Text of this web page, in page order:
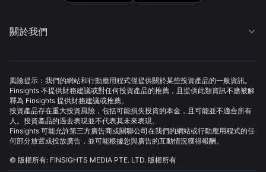
關於我們 
風險提示：我們的網站和行動應用程式僅提供關於某些投資產品的一般資訊。
Finsights 不提供財務建議或對任何投資產品的推薦，且提供此類資訊不應被解
釋為 Finsights 提供財務建議或推薦。
投資產品存在重大投資風險，包括可能損失投資的本金，且可能並不適合所有
人。投資產品的過去表現並不代表其未來表現。
Finsights 可能允許第三方廣告商或關聯公司在我們的網站或行動應用程式的任
何部分放置或投放廣告，並可能根據您與廣告的互動情況獲得報酬。
© 版權所有: FINSIGHTS MEDIA PTE. LTD. 版權所有